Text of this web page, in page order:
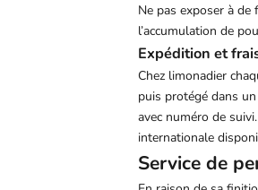
Ne pas exposer à
l’accumulation de
Expédition et
Chez limonadier
puis protégé dans
avec numéro de
internationale
Service de